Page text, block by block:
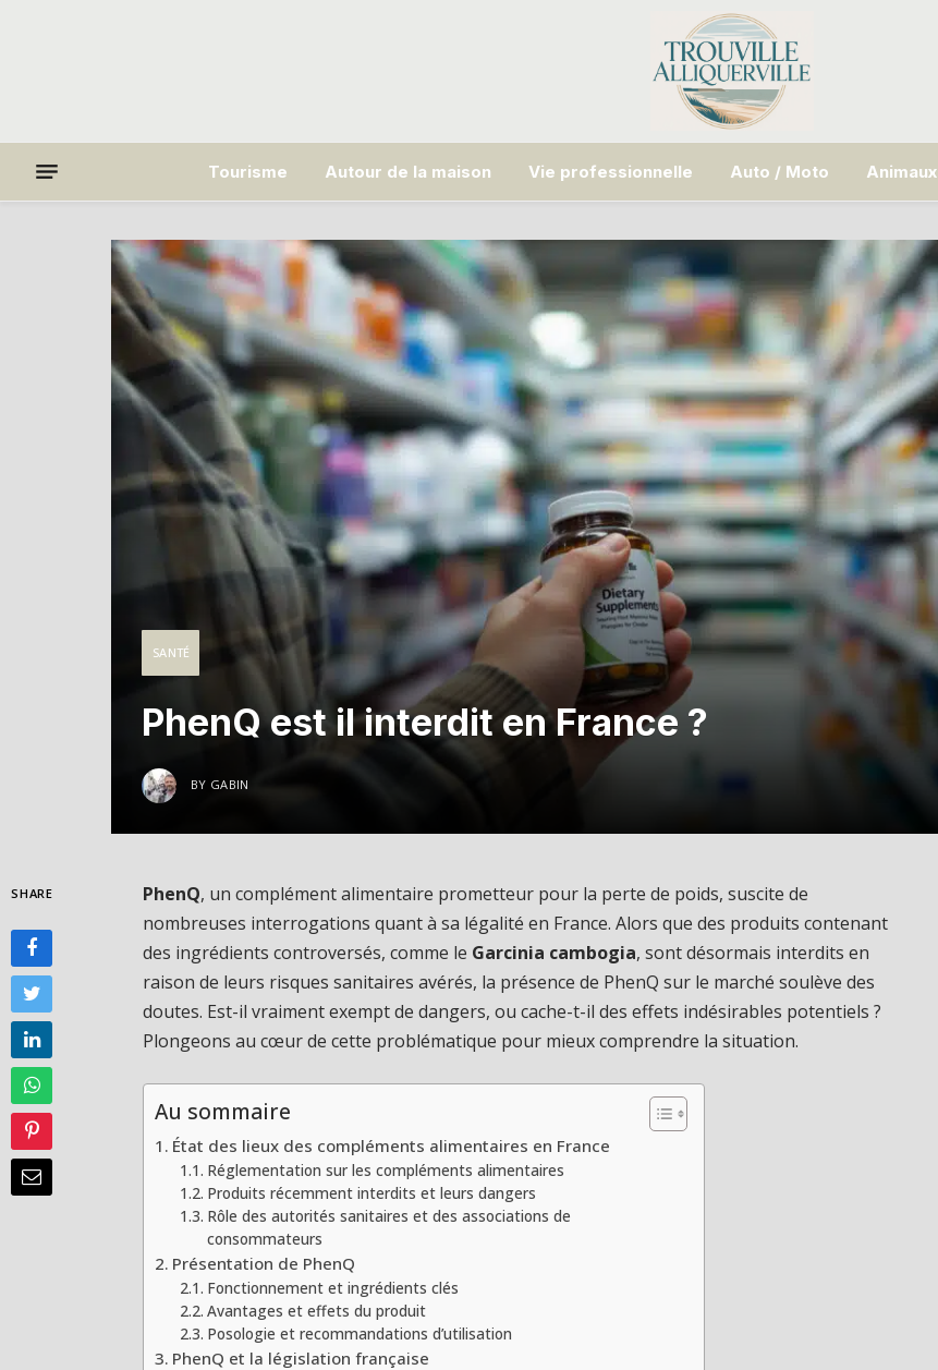
Tourisme Autour de la maison Vie professionnelle Auto / Moto Animaux
SANTÉ
PhenQ est il interdit en France ?
BY GABIN
SHARE PhenQ, un complément alimentaire prometteur pour la perte de poids, suscite de
nombreuses interrogations quant à sa légalité en France. Alors que des produits contenant
des ingrédients controversés, comme le Garcinia cambogia, sont désormais interdits en
raison de leurs risques sanitaires avérés, la présence de PhenQ sur le marché soulève des
doutes. Est-il vraiment exempt de dangers, ou cache-t-il des effets indésirables potentiels ?
Plongeons au cœur de cette problématique pour mieux comprendre la situation.
Au sommaire
État des lieux des compléments alimentaires en France
Réglementation sur les compléments alimentaires
Produits récemment interdits et leurs dangers
Rôle des autorités sanitaires et des associations de
consommateurs
Présentation de PhenQ
Fonctionnement et ingrédients clés
Avantages et effets du produit
Posologie et recommandations d’utilisation
PhenQ et la législation française